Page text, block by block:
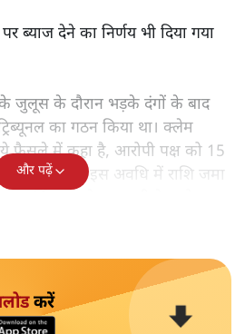
ब्याज देने का निर्णय भी दिया गया
के जुलूस के दौरान भड़के दंगों के बाद
का गठन किया था। क्लेम
फैसले में कहा है, आरोपी पक्ष को 15
करनी होगी। इस अवधि में राशि जमा
वार्षिक दर से ब्याज भी देना होगा।
और पढ़ें
करें